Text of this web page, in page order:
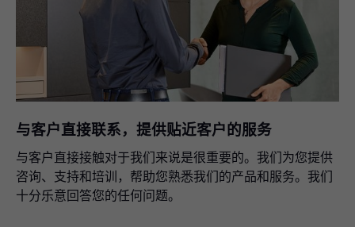
与客户直接联系，提供贴近客户的服务
与客户直接接触对于我们来说是很重要的。我们为您提供
咨询、支持和培训，帮助您熟悉我们的产品和服务。我们
十分乐意回答您的任何问题。